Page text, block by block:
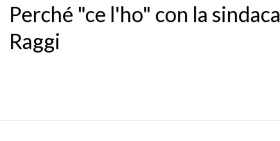
Perché "ce l'ho" con la sindaca
Raggi